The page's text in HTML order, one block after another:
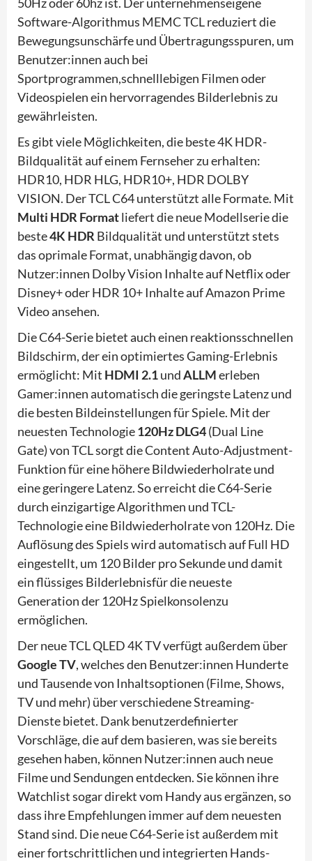
Software-Algorithmus MEMC TCL reduziert die
Bewegungsunschärfe und Übertragungsspuren, um
Benutzer:innen auch bei
Sportprogrammen,schnelllebigen Filmen oder
Videospielen ein hervorragendes Bilderlebnis zu
gewährleisten.
Es gibt viele Möglichkeiten, die beste 4K HDR-
Bildqualität auf einem Fernseher zu erhalten:
HDR10, HDR HLG, HDR10+, HDR DOLBY
VISION. Der TCL C64 unterstützt alle Formate. Mit
Multi HDR Formatliefert die neue Modellserie die
beste4K HDR Bildqualität und unterstützt stets
das oprimale Format, unabhängig davon, ob
Nutzer:innen Dolby Vision Inhalte auf Netflix oder
Disney+ oder HDR 10+ Inhalte auf Amazon Prime
Video ansehen.
Die C64-Serie bietet auch einen reaktionsschnellen
Bildschirm, der ein optimiertes Gaming-Erlebnis
ermöglicht: Mit HDMI 2.1undALLMerleben
Gamer:innen automatisch die geringste Latenz und
die besten Bildeinstellungen für Spiele. Mit der
neuesten Technologie120Hz DLG4(Dual Line
Gate) von TCL sorgt die Content Auto-Adjustment-
Funktion für eine höhere Bildwiederholrate und
eine geringere Latenz. So erreicht die C64-Serie
durch einzigartige Algorithmen und TCL-
Technologie eine Bildwiederholrate von 120Hz. Die
Auflösung des Spiels wird automatisch auf Full HD
eingestellt, um 120 Bilder pro Sekunde und damit
ein flüssiges Bilderlebnisfür die neueste
Generation der 120Hz Spielkonsolenzu
ermöglichen.
Der neue TCL QLED 4K TV verfügt außerdem über
Google TV, welches den Benutzer:innen Hunderte
und Tausende von Inhaltsoptionen (Filme, Shows,
TV und mehr) über verschiedene Streaming-
Dienste bietet. Dank benutzerdefinierter
Vorschläge, die auf dem basieren, was sie bereits
gesehen haben, können Nutzer:innen auch neue
Filme und Sendungen entdecken. Sie können ihre
Watchlist sogar direkt vom Handy aus ergänzen, so
dass ihre Empfehlungen immer auf dem neuesten
Stand sind. Die neue C64-Serie ist außerdem mit
einer fortschrittlichen und integrierten Hands-